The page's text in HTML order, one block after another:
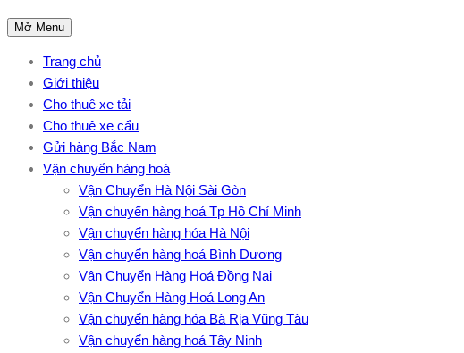
Mở Menu
Trang chủ
Giới thiệu
Cho thuê xe tải
Cho thuê xe cẩu
Gửi hàng Bắc Nam
Vận chuyển hàng hoá
Vận Chuyển Hà Nội Sài Gòn
Vận chuyển hàng hoá Tp Hồ Chí Minh
Vận chuyển hàng hóa Hà Nội
Vận chuyển hàng hoá Bình Dương
Vận Chuyển Hàng Hoá Đồng Nai
Vận Chuyển Hàng Hoá Long An
Vận chuyển hàng hóa Bà Rịa Vũng Tàu
Vận chuyển hàng hoá Tây Ninh